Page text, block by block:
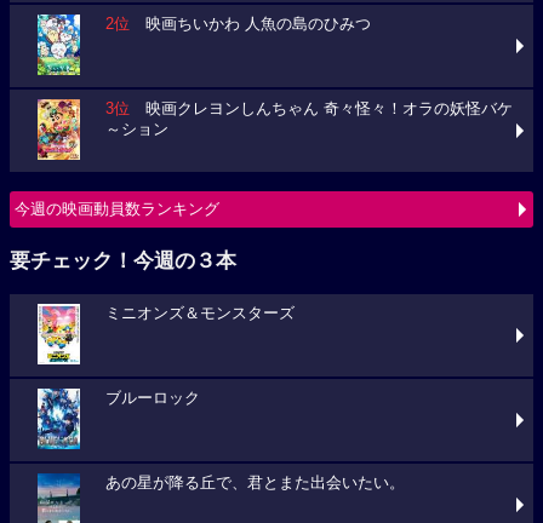
2位 映画ちいかわ 人魚の島のひみつ
3位 映画クレヨンしんちゃん 奇々怪々！オラの妖怪バケ
～ション
今週の映画動員数ランキング
要チェック！今週の３本
ミニオンズ＆モンスターズ
ブルーロック
あの星が降る丘で、君とまた出会いたい。